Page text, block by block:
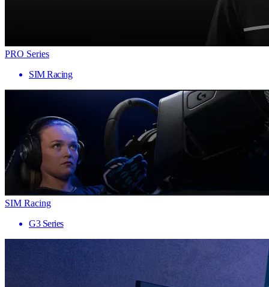
PRO Series
SIM Racing
SIM Racing
G3 Series